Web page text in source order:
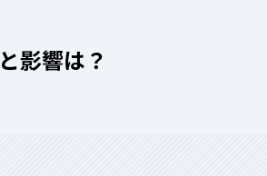
影響は？